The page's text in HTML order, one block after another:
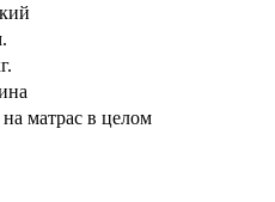
на матрас в целом